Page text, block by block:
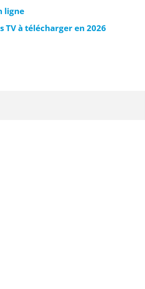
ligne
TV à télécharger en 2026